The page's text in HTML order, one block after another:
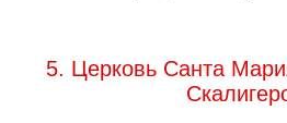
5. Церковь Санта